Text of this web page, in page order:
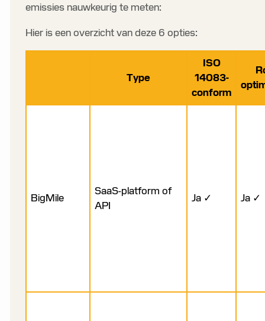
emissies nauwkeurig te meten:
Hier is een overzicht van deze 6 opties:
Type
ISO
14083-
conform
BigMile
SaaS-platform of
API
Ja ✓ Ja ✓